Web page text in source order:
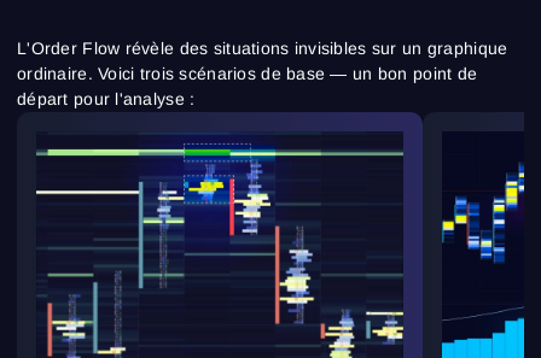
L'Order Flow révèle des situations invisibles sur un graphique
ordinaire. Voici trois scénarios de base — un bon point de
départ pour l'analyse :